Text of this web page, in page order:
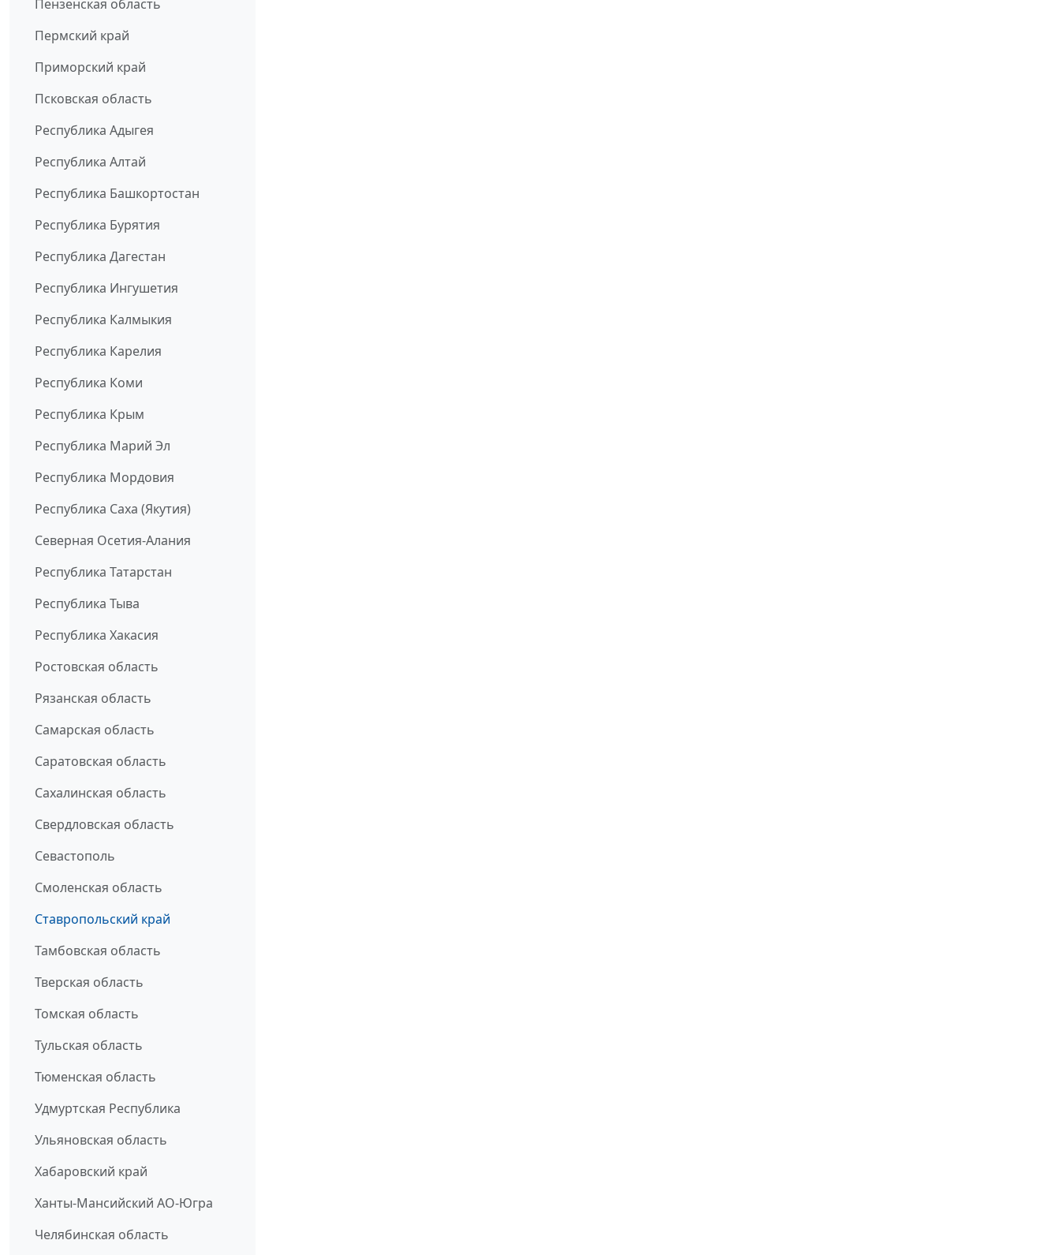
Пензенская область
Пермский край
Приморский край
Псковская область
Республика Адыгея
Республика Алтай
Республика Башкортостан
Республика Бурятия
Республика Дагестан
Республика Ингушетия
Республика Калмыкия
Республика Карелия
Республика Коми
Республика Крым
Республика Марий Эл
Республика Мордовия
Республика Саха (Якутия)
Северная Осетия-Алания
Республика Татарстан
Республика Тыва
Республика Хакасия
Ростовская область
Рязанская область
Самарская область
Саратовская область
Сахалинская область
Свердловская область
Севастополь
Смоленская область
Ставропольский край
Тамбовская область
Тверская область
Томская область
Тульская область
Тюменская область
Удмуртская Республика
Ульяновская область
Хабаровский край
Ханты-Мансийский АО-Югра
Челябинская область